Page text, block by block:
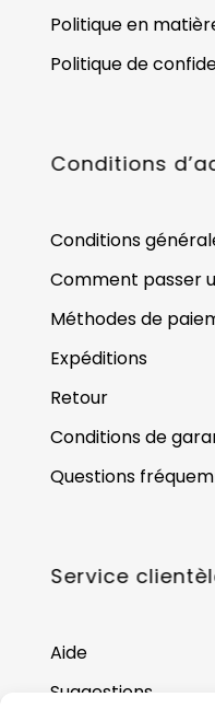
Politique en
Politique de
Conditions
Conditions
Comment passer
Méthodes de
Expéditions
Retour
Conditions de
Questions
Service
Aide
Suggestions